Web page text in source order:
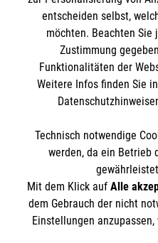
Impressum
Datenschutz
Malteserorden
Malteser Jugend
Malteser International
Spendenkonto
Empfänger: Malteser
IBAN: DE103 7060
BIC: GENODED 1PA7
Soziale Netzwerke
Der Malteser Hilfsdienst
gemeinnützige
entscheiden selbst,
möchten. Beachten Sie
Zustimmung
Funktionalitäten der
Weitere Infos finden Sie
Technisch notwendige
werden, da ein Betrieb
Mit dem Klick auf Alle
dem Gebrauch der nicht
Einstellungen anzupassen,